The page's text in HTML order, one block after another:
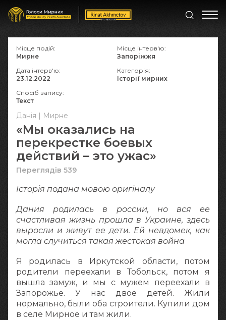
Данія | Мирне
«Мы оказались на
перекрестке боевых
действий – это ужас»
Переглядів 539
Історія подана мовою оригіналy
Дания родилась в россии, но вся ее
счастливая жизнь прошла в Украине, здесь
выросли и живут ее дети. Ей невдомек, как
могла случиться такая жестокая война
Я родилась в Иркутской области, потом
родители переехали в Тобольск, потом я
вышла замуж, и мы с мужем переехали в
Запорожье. У нас двое детей. Жили
нормально, были оба строители. Купили дом
в селе Мирное и там жили.
Місце подій:
Мирне
Місце інтерв'ю:
Запоріжжя
Дата інтерв'ю:
23.12.2022
Категорія:
Історії мирних
Спосіб запису:
Текст